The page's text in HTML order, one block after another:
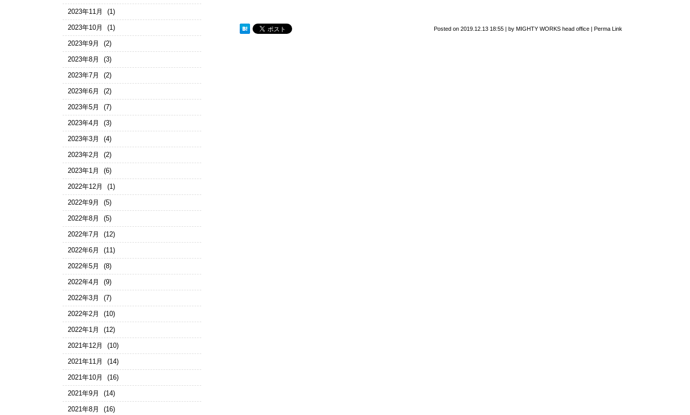
Posted on 2019.12.13 18:55 | by MIGHTY WORKS head office | Perma Link
2023年11月 (1)
2023年10月 (1)
2023年9月 (2)
2023年8月 (3)
2023年7月 (2)
2023年6月 (2)
2023年5月 (7)
2023年4月 (3)
2023年3月 (4)
2023年2月 (2)
2023年1月 (6)
2022年12月 (1)
2022年9月 (5)
2022年8月 (5)
2022年7月 (12)
2022年6月 (11)
2022年5月 (8)
2022年4月 (9)
2022年3月 (7)
2022年2月 (10)
2022年1月 (12)
2021年12月 (10)
2021年11月 (14)
2021年10月 (16)
2021年9月 (14)
2021年8月 (16)